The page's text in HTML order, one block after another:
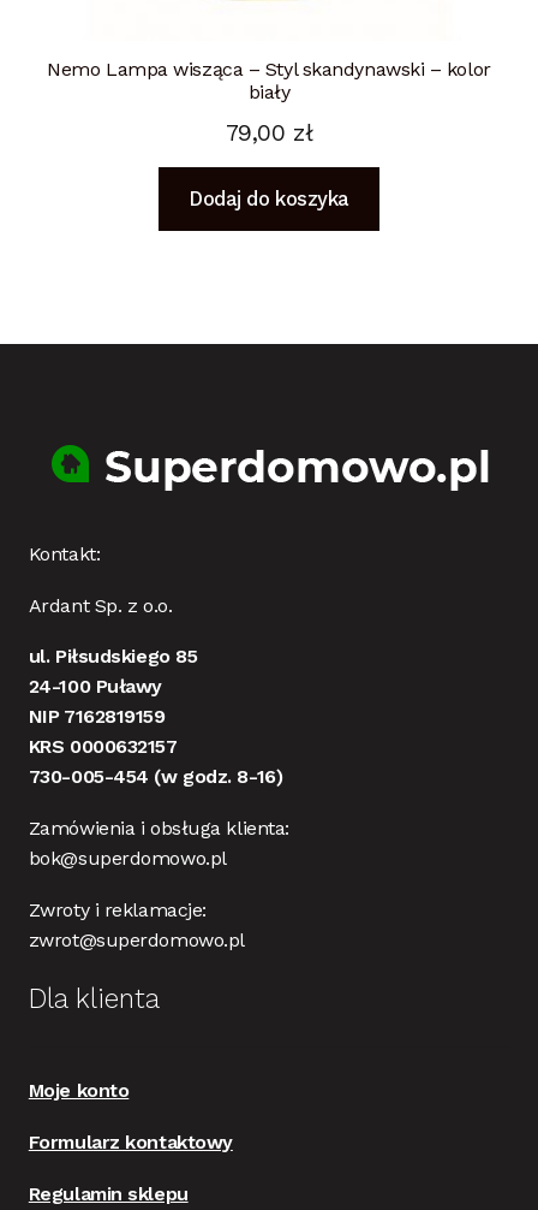
Nemo Lampa wisząca – Styl skandynawski – kolor
biały
79,00 zł
Dodaj do koszyka
Kontakt:
Ardant Sp. z o.o.
ul. Piłsudskiego 85
24-100 Puławy
NIP 7162819159
KRS 0000632157
730-005-454 (w godz. 8-16)
Zamówienia i obsługa klienta:
bok@superdomowo.pl
Zwroty i reklamacje:
zwrot@superdomowo.pl
Dla klienta
Moje konto
Formularz kontaktowy
Regulamin sklepu